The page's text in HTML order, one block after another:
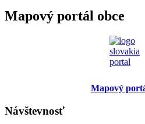
Mapový portál obce
Mapový
Návštevnosť